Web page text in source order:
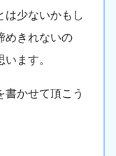
は少ないかもし
めきれないの
ます。
書かせて頂こう